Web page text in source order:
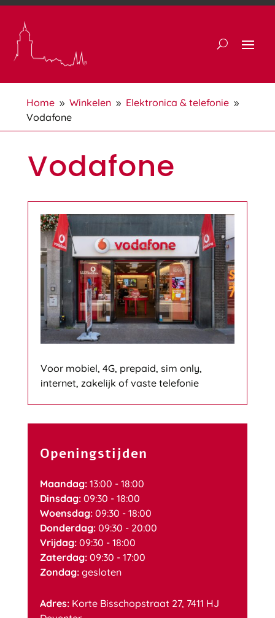
Home 9 Winkelen 9 Elektronica & telefonie 9
Vodafone
Vodafone
Voor mobiel, 4G, prepaid, sim only,
internet, zakelijk of vaste telefonie
Openingstijden
Maandag:13:00 - 18:00
Dinsdag:09:30 - 18:00
Woensdag:09:30 - 18:00
Donderdag:09:30 - 20:00
Vrijdag:09:30 - 18:00
Zaterdag:09:30 - 17:00
Zondag:gesloten
Adres:Korte Bisschopstraat 27, 7411 HJ